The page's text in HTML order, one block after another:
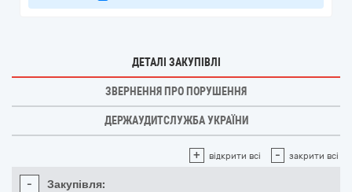
ДЕТАЛІ ЗАКУПІВЛІ
ЗВЕРНЕННЯ ПРО ПОРУШЕННЯ
ДЕРЖАУДИТСЛУЖБА УКРАЇНИ
+ відкрити всі - закрити всі
- Закупівля: